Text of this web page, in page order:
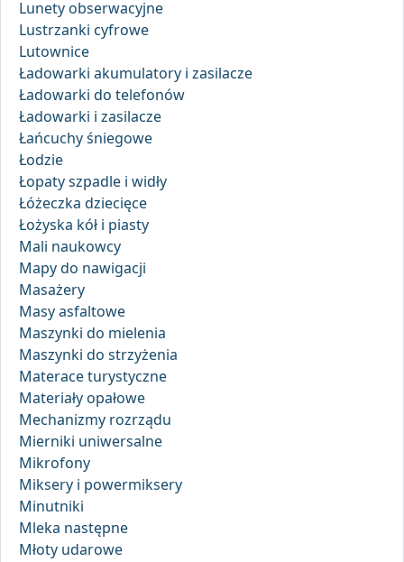
Lunety obserwacyjne
Lustrzanki cyfrowe
Lutownice
Ładowarki akumulatory i zasilacze
Ładowarki do telefonów
Ładowarki i zasilacze
Łańcuchy śniegowe
Łodzie
Łopaty szpadle i widły
Łóżeczka dziecięce
Łożyska kół i piasty
Mali naukowcy
Mapy do nawigacji
Masażery
Masy asfaltowe
Maszynki do mielenia
Maszynki do strzyżenia
Materace turystyczne
Materiały opałowe
Mechanizmy rozrządu
Mierniki uniwersalne
Mikrofony
Miksery i powermiksery
Minutniki
Mleka następne
Młoty udarowe